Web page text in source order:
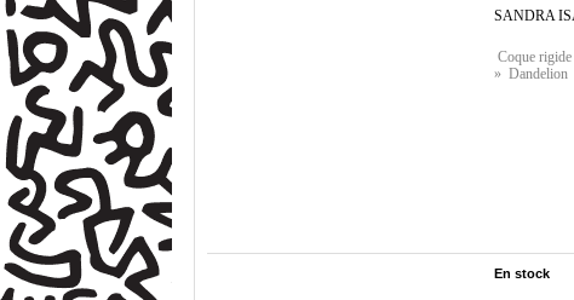
SANDRA
Coque
» Dandelion
En stock